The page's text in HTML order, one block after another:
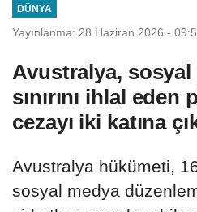
DÜNYA
Yayınlanma: 28 Haziran 2026 -
Avustralya, sosyal
sınırını ihlal
cezayı iki katına
Avustralya hükümeti,
sosyal medya